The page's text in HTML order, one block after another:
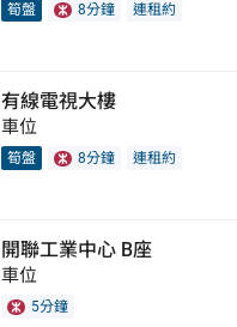
筍盤 8分鐘 連租約
有線電視大樓
車位
筍盤 8分鐘 連租約
開聯工業中心 B座
車位
5分鐘